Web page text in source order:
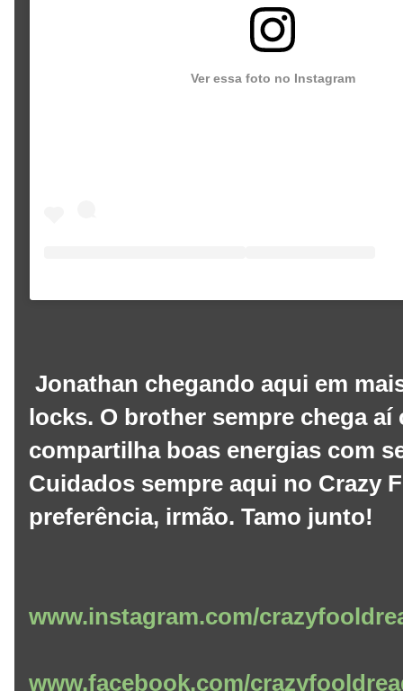
Ver essa foto no Instagram
Jonathan chegando aqui em
locks. O brother sempre chega
compartilha boas energias com
Cuidados sempre aqui no Crazy
preferência, irmão. Tamo junto!
www.instagram.com/
www.facebook.com/